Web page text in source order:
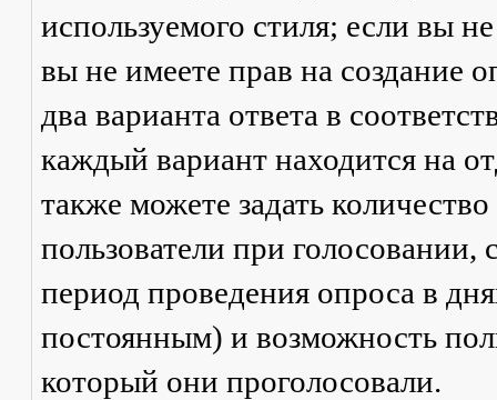
используемого стиля; если вы
вы не имеете прав на создание
два варианта ответа в
каждый вариант находится на
также можете задать
пользователи при
период проведения опроса в
постоянным) и возможность
который они проголосовали.